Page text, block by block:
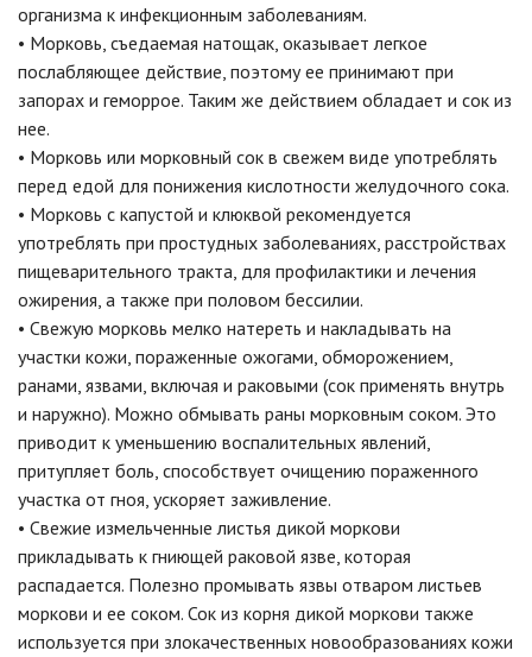
организма к инфекционным заболеваниям.
• Морковь, съедаемая натощак, оказывает легкое
послабляющее действие, поэтому ее принимают при
запорах и геморрое. Таким же действием обладает и сок из
нее.
• Морковь или морковный сок в свежем виде употреблять
перед едой для понижения кислотности желудочного сока.
• Морковь с капустой и клюквой рекомендуется
употреблять при простудных заболеваниях, расстройствах
пищеварительного тракта, для профилактики и лечения
ожирения, а также при половом бессилии.
• Свежую морковь мелко натереть и накладывать на
участки кожи, пораженные ожогами, обморожением,
ранами, язвами, включая и раковыми (сок применять внутрь
и наружно). Можно обмывать раны морковным соком. Это
приводит к уменьшению воспалительных явлений,
притупляет боль, способствует очищению пораженного
участка от гноя, ускоряет заживление.
• Свежие измельченные листья дикой моркови
прикладывать к гниющей раковой язве, которая
распадается. Полезно промывать язвы отваром листьев
моркови и ее соком. Сок из корня дикой моркови также
используется при злокачественных новообразованиях кожи